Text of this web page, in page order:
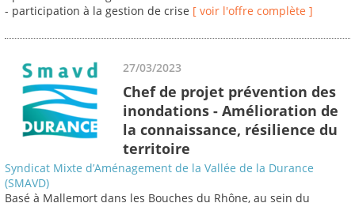
- participation à la gestion de crise [ voir l'offre complète ]
27/03/2023
Chef de projet prévention des
inondations - Amélioration de
la connaissance, résilience du
territoire
Syndicat Mixte d’Aménagement de la Vallée de la Durance
(SMAVD)
Basé à Mallemort dans les Bouches du Rhône, au sein du